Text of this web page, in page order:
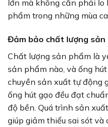
lớn mà không cần phải
phẩm trong những mùa
Đảm bảo chất lượng sản
Chất lượng sản phẩm là
sản phẩm nào, và ống
chuyền sản xuất tự động
ống hút gạo đều đạt
độ bền. Quá trình sản
giúp giảm thiểu sai sót và